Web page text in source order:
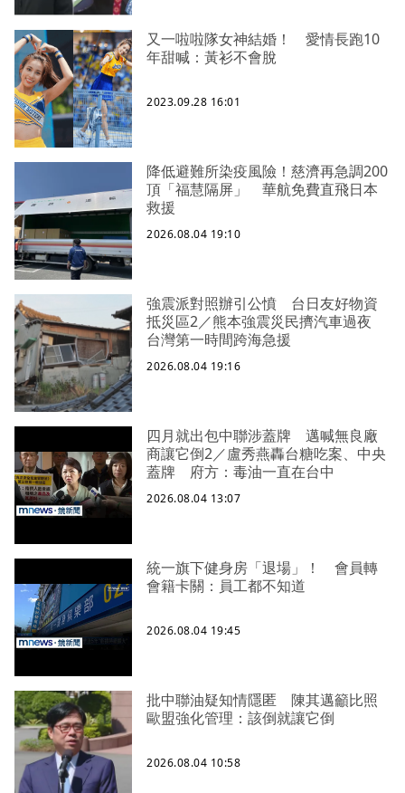
又一啦啦隊女神結婚！ 愛情長跑10
年甜喊：黃衫不會脫
2023.09.28 16:01
降低避難所染疫風險！慈濟再急調200
頂「福慧隔屏」 華航免費直飛日本
救援
2026.08.04 19:10
強震派對照辦引公憤 台日友好物資
抵災區2／熊本強震災民擠汽車過夜
台灣第一時間跨海急援
2026.08.04 19:16
四月就出包中聯涉蓋牌 邁喊無良廠
商讓它倒2／盧秀燕轟台糖吃案、中央
蓋牌 府方：毒油一直在台中
2026.08.04 13:07
統一旗下健身房「退場」！ 會員轉
會籍卡關：員工都不知道
2026.08.04 19:45
批中聯油疑知情隱匿 陳其邁籲比照
歐盟強化管理：該倒就讓它倒
2026.08.04 10:58